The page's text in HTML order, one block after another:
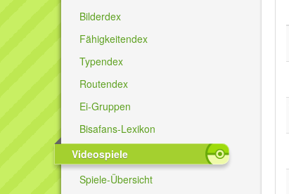
Bilderdex
Fähigkeitendex
Typendex
Routendex
Ei-Gruppen
Bisafans-Lexikon
Videospiele
Spiele-Übersicht